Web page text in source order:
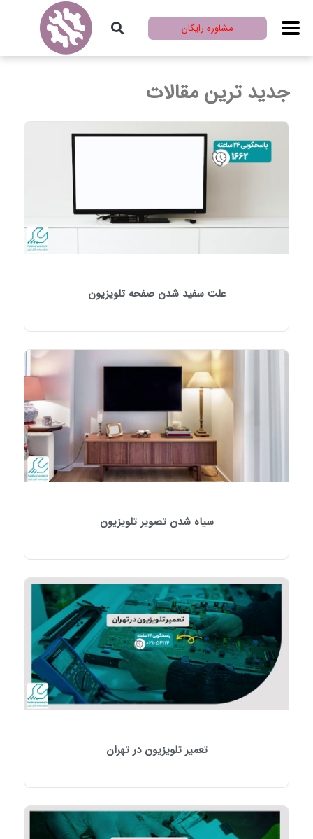
مشاوره رایگان
جدید ترین مقالات
علت سفید شدن صفحه تلویزیون
سیاه شدن تصویر تلویزیون
تعمیر تلویزیون در تهران